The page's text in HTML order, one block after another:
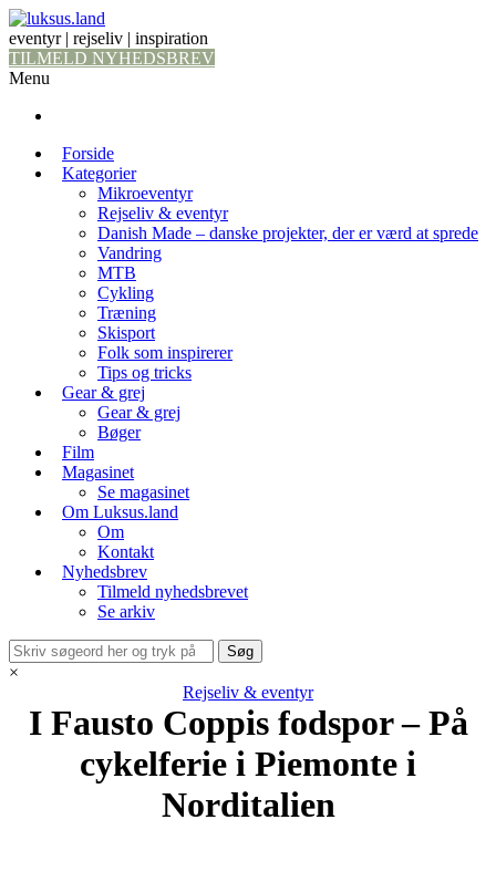
eventyr | rejseliv | inspiration
TILMELD NYHEDSBREV
Menu
Forside
Kategorier
Mikroeventyr
Rejseliv & eventyr
Danish Made – danske projekter, der er værd at sprede
Vandring
MTB
Cykling
Træning
Skisport
Folk som inspirerer
Tips og tricks
Gear & grej
Gear & grej
Bøger
Film
Magasinet
Se magasinet
Om Luksus.land
Om
Kontakt
Nyhedsbrev
Tilmeld nyhedsbrevet
Se arkiv
×
Rejseliv & eventyr
I Fausto Coppis fodspor – På
cykelferie i Piemonte i
Norditalien